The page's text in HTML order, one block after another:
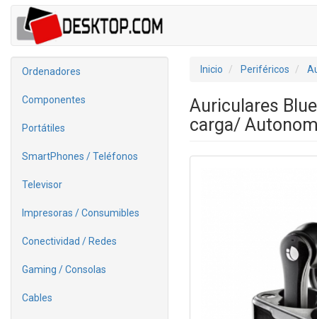
Ordenadores
Componentes
Portátiles
SmartPhones / Teléfonos
Televisor
Impresoras / Consumibles
Conectividad / Redes
Gaming / Consolas
Cables
Inicio Periféricos
Auriculares
carga/